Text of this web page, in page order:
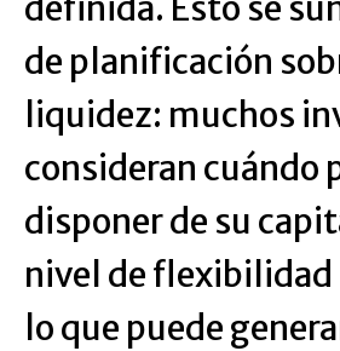
de planificación
liquidez: muchos
consideran cuándo
disponer de su
nivel de
lo que puede